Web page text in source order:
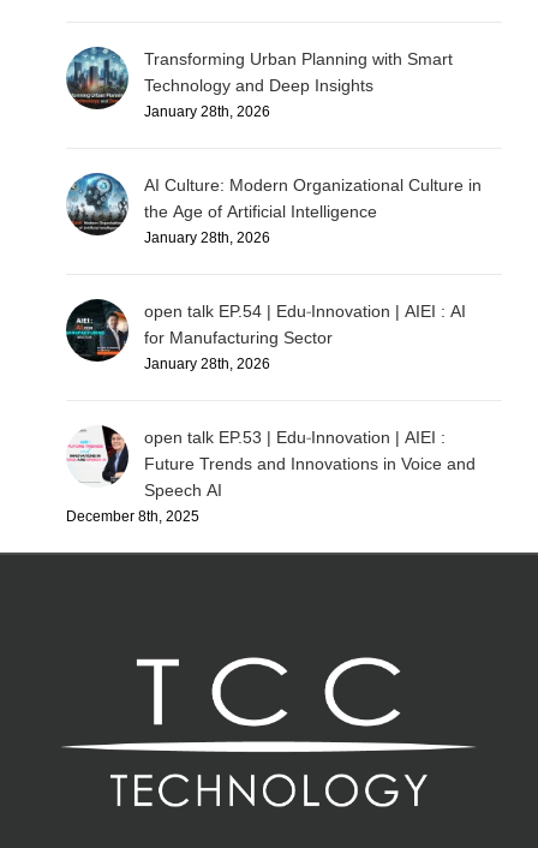
Transforming Urban Planning with Smart
Technology and Deep Insights
January 28th, 2026
AI Culture: Modern Organizational Culture in
the Age of Artificial Intelligence
January 28th, 2026
open talk EP.54 | Edu-Innovation | AIEI : AI
for Manufacturing Sector
January 28th, 2026
open talk EP.53 | Edu-Innovation | AIEI :
Future Trends and Innovations in Voice and
Speech AI
December 8th, 2025